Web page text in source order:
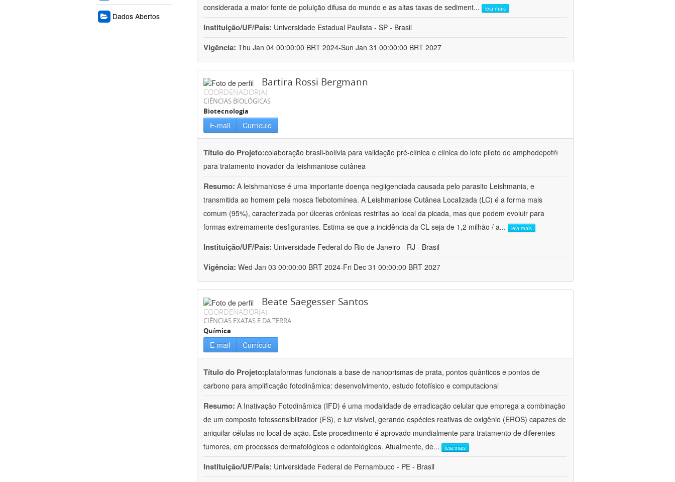
Dados Abertos
considerada a maior fonte de poluição difusa do mundo e as altas taxas de sediment... leia mais
Instituição/UF/País: Universidade Estadual Paulista - SP - Brasil
Vigência: Thu Jan 04 00:00:00 BRT 2024-Sun Jan 31 00:00:00 BRT 2027
Bartira Rossi Bergmann
COORDENADOR(A)
CIÊNCIAS BIOLÓGICAS
Biotecnologia
E-mail Currículo
Título do Projeto:colaboração brasil-bolívia para validação pré-clínica e clínica do lote piloto de amphodepot®
para tratamento inovador da leishmaniose cutânea
Resumo: A leishmaniose é uma importante doença negligenciada causada pelo parasito Leishmania, e
transmitida ao homem pela mosca flebotomínea. A Leishmaniose Cutânea Localizada (LC) é a forma mais
comum (95%), caracterizada por úlceras crônicas restritas ao local da picada, mas que podem evoluir para
formas extremamente desfigurantes. Estima-se que a incidência da CL seja de 1,2 milhão / a... leia mais
Instituição/UF/País: Universidade Federal do Rio de Janeiro - RJ - Brasil
Vigência: Wed Jan 03 00:00:00 BRT 2024-Fri Dec 31 00:00:00 BRT 2027
Beate Saegesser Santos
COORDENADOR(A)
CIÊNCIAS EXATAS E DA TERRA
Química
E-mail Currículo
Título do Projeto:plataformas funcionais a base de nanoprismas de prata, pontos quânticos e pontos de
carbono para amplificação fotodinâmica: desenvolvimento, estudo fotofísico e computacional
Resumo: A Inativação Fotodinâmica (IFD) é uma modalidade de erradicação celular que emprega a combinação
de um composto fotossensibilizador (FS), e luz visível, gerando espécies reativas de oxigênio (EROS) capazes de
aniquilar células no local de ação. Este procedimento é aprovado mundialmente para tratamento de diferentes
tumores, em processos dermatológicos e odontológicos. Atualmente, de... leia mais
Instituição/UF/País: Universidade Federal de Pernambuco - PE - Brasil